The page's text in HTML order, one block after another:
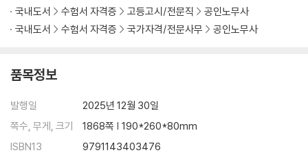
CHAPTER 05 권리의 변동
CHAPTER 06 기 간
제2편 채권총론
CHAPTER 02 채권의 목적
CHAPTER 03 채권의 효력
CHAPTER 04 다수당사자의 채권관계
국내도서 수험서 자격증 고등고시/전문직
공인노무사
국내도서
수험서 자격증 국가자격/전문사무 공인노무사
품목정보
발행일
2025년 12월 30일
쪽수, 무게, 크기
1868쪽 | 190*260*80mm
ISBN13
9791143403476